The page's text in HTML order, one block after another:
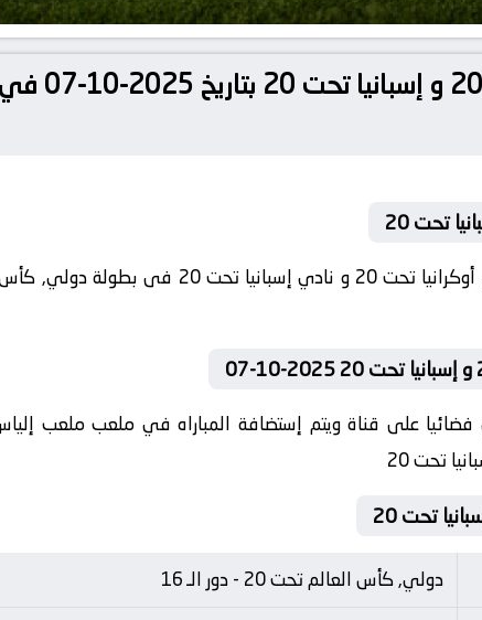
مشاهدة
على قناة ويتم إستضافة المباراه في ملعب ملعب إلياس
دولي, كأس العالم تحت 20 - دور الـ 16